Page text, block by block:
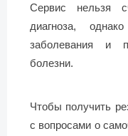
Сервис нельзя
диагноза,
заболевания и
болезни.
Чтобы получить
с вопросами о